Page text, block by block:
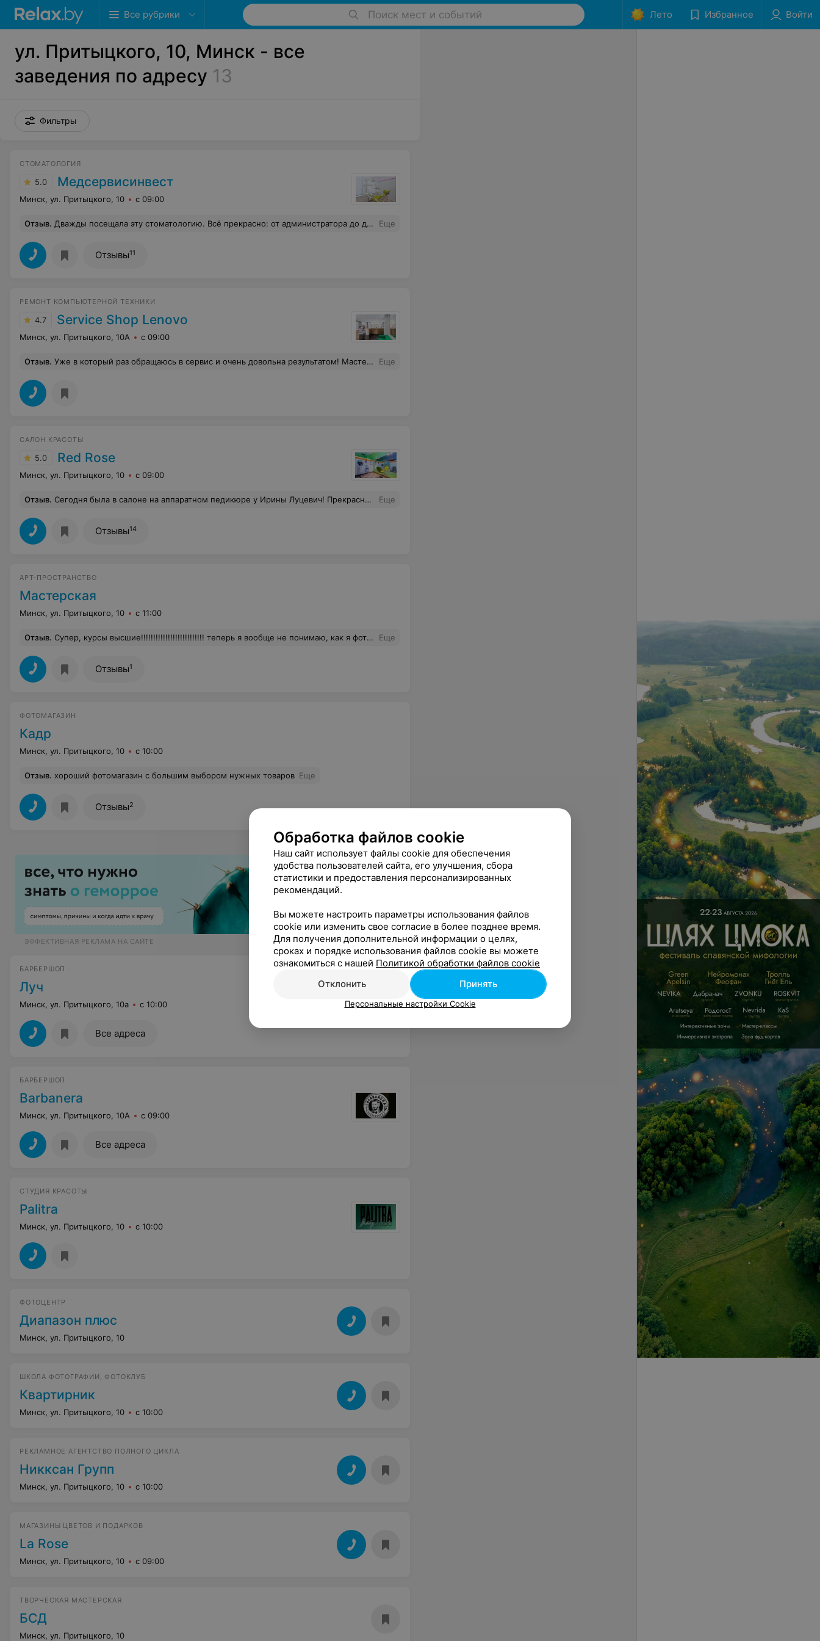
Все рубрики Поиск мест и событий Лето Избранное Войти
ул. Притыцкого, 10, Минск - все
заведения по адресу 13
Фильтры
СТОМАТОЛОГИЯ
5.0 Медсервисинвест
Минск, ул. Притыцкого, 10 с 09:00
Отзыв. Дважды посещала эту стоматологию. Всё прекрасно: от администратора до доктора. Аккуратно, не больно. Обязательно приду ещё, чтобы долечить зубы и всем советую! Еще
Отзывы11
РЕМОНТ КОМПЬЮТЕРНОЙ ТЕХНИКИ
4.7 Service Shop Lenovo
Минск, ул. Притыцкого, 10А с 09:00
Отзыв. Уже в который раз обращаюсь в сервис и очень довольна результатом! Мастера все показывают и рассказывают. Все быстро и качественно! Спасибо большое ребятам! По новым проблемам буду обращаться только к ним :) Еще
САЛОН КРАСОТЫ
5.0 Red Rose
Минск, ул. Притыцкого, 10 с 09:00
Отзыв. Сегодня была в салоне на аппаратном педикюре у Ирины Луцевич! Прекрасный мастер, внимательно, аккуратно и профессионально выполнила свою работу на все 100%! В салоне никогда не была, ооочень простенько, но благодаря таким хорошим специалистам вернусь опять. Сейчас сложно найти хорошего мастера (кто во что горазд, либо работают с отвращением на лице, либо руки-крюки, а цена зашкаливает). Очень довольна! Рекомендую. Еще
Отзывы14
АРТ-ПРОСТРАНСТВО
Мастерская
Минск, ул. Притыцкого, 10 с 11:00
Отзыв. Супер, курсы высшие!!!!!!!!!!!!!!!!!!!!!!!!!! теперь я вообще не понимаю, как я фотографировала. Еще
Отзывы1
ФОТОМАГАЗИН
Кадр
Минск, ул. Притыцкого, 10 с 10:00
Отзыв. хороший фотомагазин с большим выбором нужных товаров Еще
Отзывы2
ЭФФЕКТИВНАЯ РЕКЛАМА НА САЙТЕ
БАРБЕРШОП
Луч
Минск, ул. Притыцкого, 10а с 10:00
Все адреса
БАРБЕРШОП
Barbanera
Минск, ул. Притыцкого, 10А с 09:00
Все адреса
СТУДИЯ КРАСОТЫ
Palitra
Минск, ул. Притыцкого, 10 с 10:00
ФОТОЦЕНТР
Диапазон плюс
Минск, ул. Притыцкого, 10
ШКОЛА ФОТОГРАФИИ, ФОТОКЛУБ
Квартирник
Минск, ул. Притыцкого, 10 с 10:00
РЕКЛАМНОЕ АГЕНТСТВО ПОЛНОГО ЦИКЛА
Никксан Групп
Минск, ул. Притыцкого, 10 с 10:00
МАГАЗИНЫ ЦВЕТОВ И ПОДАРКОВ
La Rose
Минск, ул. Притыцкого, 10 с 09:00
ТВОРЧЕСКАЯ МАСТЕРСКАЯ
БСД
Минск, ул. Притыцкого, 10
Обработка файлов cookie
Наш сайт использует файлы cookie для обеспечения
удобства пользователей сайта, его улучшения, сбора
статистики и предоставления персонализированных
рекомендаций.
Вы можете настроить параметры использования файлов
cookie или изменить свое согласие в более позднее время.
Для получения дополнительной информации о целях,
сроках и порядке использования файлов cookie вы можете
ознакомиться с нашей Политикой обработки файлов cookie
Отклонить
Принять
Персональные настройки Cookie